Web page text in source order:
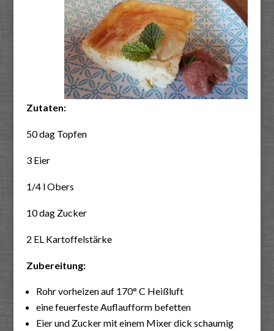
Zutaten:
50 dag Topfen
3 Eier
1/4 l Obers
10 dag Zucker
2 EL Kartoffelstärke
Zubereitung:
Rohr vorheizen auf 170° C Heißluft
eine feuerfeste Auflaufform befetten
Eier und Zucker mit einem Mixer dick schaumig